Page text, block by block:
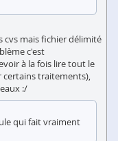
cvs mais fichier délimité
c'est
à la fois lire tout le
certains traitements),
:/
qui fait vraiment